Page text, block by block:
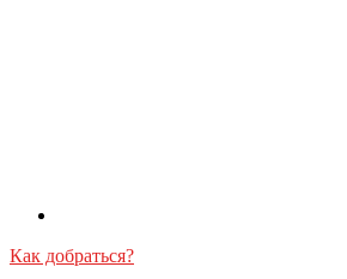
Как добраться?